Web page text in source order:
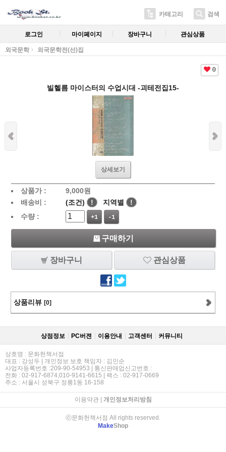
카테고리 검색
로그인 마이페이지 장바구니 관심상품
외국문학 외국문학전(선)집
0
빌헬름 마이스터의 수업시대 -괴테전집15-
상세보기
상품가 : 9,000원
배송비 :
(조건) ! 지역별
!
수량 :
+1 -1
구매하기
장바구니 관심상품
상품리뷰 [0]
상점정보 PC버젼 이용안내 고객센터 커뮤니티
상호명 : 문화헌책서점
대표 : 강성두 | 개인정보 보호 책임자 : 김인순
사업자등록번호 :209-90-54953 | 통신판매업신고번호 :
전화 : 02-917-6874,010-9141-6615 | 팩스 : 02-917-0669
주소 : 서울시 성북구 정릉1동 16-158
이용약관| 개인정보처리방침
ⓒ문화헌책서점 All rights reserved.
MakeShop